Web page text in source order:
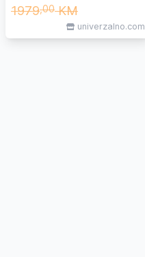
1979,00KM
univerzalno.com